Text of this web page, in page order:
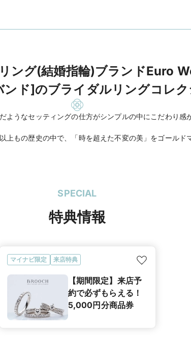
ング(結婚指輪)ブランドEuro
ンド]のブライダルリングコレ
ようなセッティングの仕方がシンプルの中にこだわり感
上もの歴史の中で、「時を超えた不変の美」をゴールド
SPECIAL
特典情報
マイナビ限定 来店特典
【期間限定】来店予
約で必ずもらえる！
5,000円分商品券